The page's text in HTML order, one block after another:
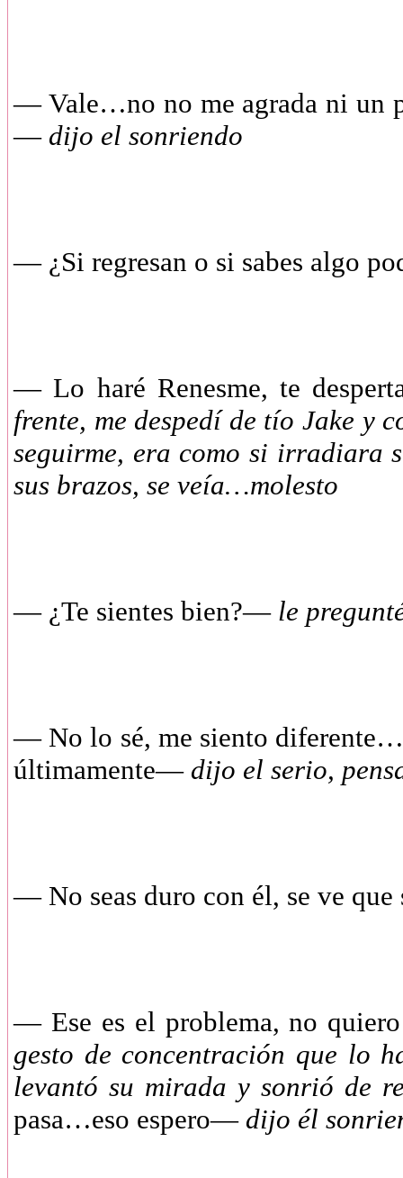
— Vale…no no me agrada ni un
— dijo el sonriendo
— ¿Si regresan o si sabes algo
— Lo haré Renesme, te
frente, me despedí de tío Jake y
seguirme, era como si irradiara
sus brazos, se veía…molesto
— ¿Te sientes bien?—le
— No lo sé, me siento
últimamente— dijo el serio,
— No seas duro con él, se ve
— Ese es el problema, no
gesto de concentración que lo
levantó su mirada y sonrió de
pasa…eso espero— dijo él